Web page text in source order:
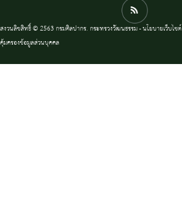
สงวนลิขสิทธิ์ © 2563 กรมศิลปากร. กระทรวงวัฒนธรรม -นโยบายเว็บไซต์
คุ้มครองข้อมูลส่วนบุคคล